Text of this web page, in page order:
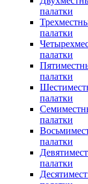
палатки
палатки
палатки
палатки
палатки
палатки
палатки
палатки